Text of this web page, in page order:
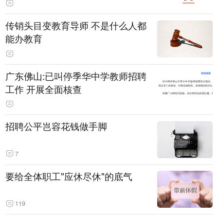
传销头目变教育导师 不是什么人都
能办教育
广东佛山:已叫停季华中学教师招聘
工作 开展全面核查
招聘公平岂容花钱做手脚
7
要给全体职工"应休尽休"的底气
119